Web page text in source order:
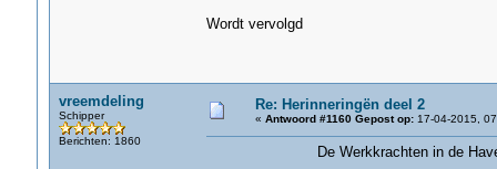
Wordt vervolgd
vreemdeling
Schipper
Berichten: 1860
Re: Herinneringën deel 2
« Antwoord #1160 Gepost op:17-04-2015,
De Werkkrachten in de